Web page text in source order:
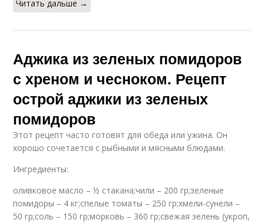
Читать дальше →
Аджика из зеленых помидоров
с хреном и чесноком. Рецепт
острой аджики из зеленых
помидоров
Этот рецепт часто готовят для обеда или ужина. Он
хорошо сочетается с рыбными и мясными блюдами.
Ингредиенты:
оливковое масло – ½ стакана;чили – 200 гр;зеленые
помидоры – 4 кг;спелые томаты – 250 гр;хмели-сунели –
50 гр;соль – 150 гр;морковь – 360 гр;свежая зелень (укроп,